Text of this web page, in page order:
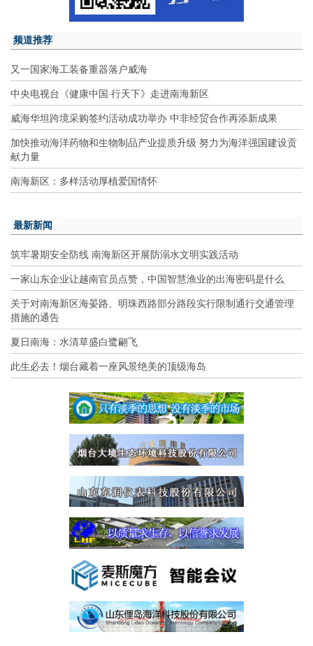
频道推荐
又一国家海工装备重器落户威海
中央电视台《健康中国·行天下》走进南海新区
威海华坦跨境采购签约活动成功举办 中非经贸合作再添新成果
加快推动海洋药物和生物制品产业提质升级 努力为海洋强国建设贡
献力量
南海新区：多样活动厚植爱国情怀
最新新闻
筑牢暑期安全防线 南海新区开展防溺水文明实践活动
一家山东企业让越南官员点赞，中国智慧渔业的出海密码是什么
关于对南海新区海晏路、明珠西路部分路段实行限制通行交通管理
措施的通告
夏日南海：水清草盛白鹭翩飞
此生必去！烟台藏着一座风景绝美的顶级海岛